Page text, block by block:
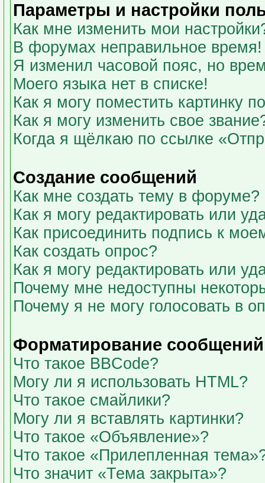
Параметры и настройки
Как мне изменить мои
В форумах неправильное время!
Я изменил часовой пояс, но
Моего языка нет в списке!
Как я могу поместить картинку
Как я могу изменить свое
Когда я щёлкаю по ссылке
Создание сообщений
Как мне создать тему в форуме?
Как я могу редактировать или
Как присоединить подпись к
Как создать опрос?
Как я могу редактировать или
Почему мне недоступны
Почему я не могу голосовать в
Форматирование
Что такое BBCode?
Могу ли я использовать HTML?
Что такое смайлики?
Могу ли я вставлять картинки?
Что такое «Объявление»?
Что такое «Прилепленная
Что значит «Тема закрыта»?